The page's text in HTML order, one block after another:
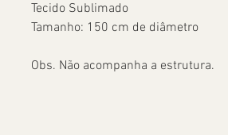
Tecido Sublimado
Tamanho: 150 cm de diâmetro
Obs. Não acompanha a estrutura.